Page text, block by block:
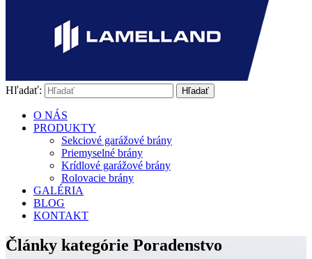
Hľadať: Hľadať
O NÁS
PRODUKTY
Sekciové garážové brány
Priemyselné brány
Krídlové garážové brány
Rolovacie brány
GALÉRIA
BLOG
KONTAKT
Články kategórie Poradenstvo